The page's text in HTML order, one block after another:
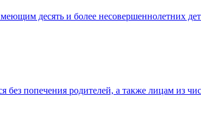
десять и более несовершеннолетних
попечения родителей, а также лицам из